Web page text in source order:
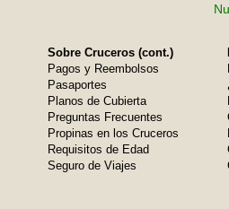
Sobre Cruceros (cont.)
Pagos y Reembolsos
Pasaportes
Planos de Cubierta
Preguntas Frecuentes
Propinas en los Cruceros
Requisitos de Edad
Seguro de Viajes